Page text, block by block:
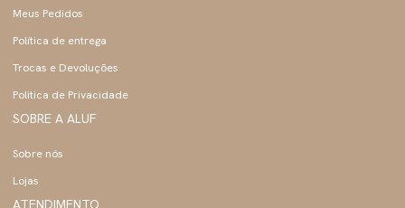
Meus Pedidos
Política de entrega
Trocas e Devoluções
Politica de Privacidade
SOBRE A ALUF
Sobre nós
Lojas
ATENDIMENTO